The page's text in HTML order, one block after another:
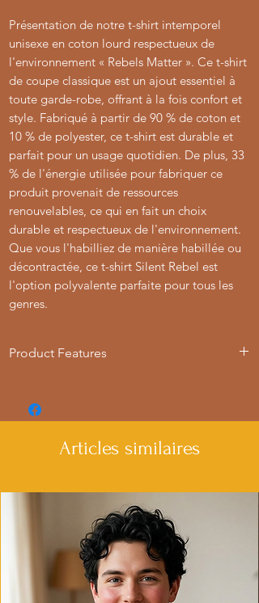
Présentation de notre t-shirt intemporel
unisexe en coton lourd respectueux de
l'environnement « Rebels Matter ». Ce t-shirt
de coupe classique est un ajout essentiel à
toute garde-robe, offrant à la fois confort et
style. Fabriqué à partir de 90 % de coton et
10 % de polyester, ce t-shirt est durable et
parfait pour un usage quotidien. De plus, 33
% de l'énergie utilisée pour fabriquer ce
produit provenait de ressources
renouvelables, ce qui en fait un choix
durable et respectueux de l'environnement.
Que vous l'habilliez de manière habillée ou
décontractée, ce t-shirt Silent Rebel est
l'option polyvalente parfaite pour tous les
genres.
Product Features
- Double-needle stitching for durability
- Made with garment-dyed fabric for a
soft texture
Care instructions
- Machine wash: cold (max 30C or 90F)
- Do not bleach
Articles similaires